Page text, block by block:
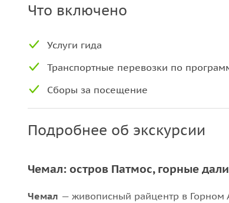
Что включено
Услуги гида
Транспортные перевозки по
Сборы за посещение
Подробнее об экскурсии
Чемал: остров Патмос, горные
Чемал — живописный райцентр в Горном